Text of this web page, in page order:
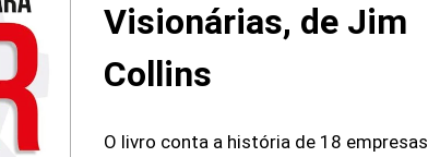
Visionárias, de Jim
Collins
O livro conta a história de 18 empresas